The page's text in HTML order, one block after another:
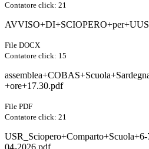
Contatore click: 21
File DOCX
Contatore click: 15
+ore+17.30.pdf
File PDF
Contatore click: 21
04-2026.pdf